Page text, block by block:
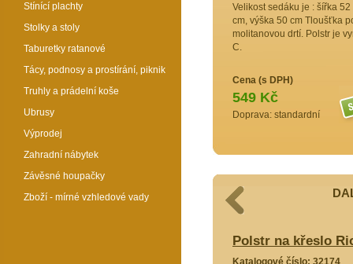
Velikost sedáku je : šířka
cm, výška 50 cm Tloušťka
molitanovou drtí. Polstr je
C.
Cena (s DPH)
549 Kč
Doprava: standardní
Polstr na křeslo
Katalogové číslo: 32174
Stínící plachty
Stolky a stoly
Taburetky ratanové
Tácy, podnosy a prostírání, piknik
Truhly a prádelní koše
Ubrusy
Výprodej
Zahradní nábytek
Závěsné houpačky
Zboží - mírné vzhledové vady